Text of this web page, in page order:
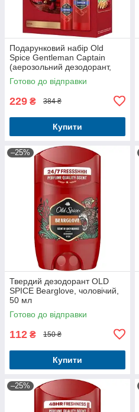
Подарунковий набір Old
Spice Gentleman Captain
(аерозольний дезодорант,
150 мл + гель для душу та
шампунь, 250 мл)
Готово до відправки
229 ₴ 384 ₴
Купити
–25%
Твердий дезодорант OLD
SPICE Bearglove, чоловічий,
50 мл
Готово до відправки
112 ₴ 150 ₴
Купити
–25%